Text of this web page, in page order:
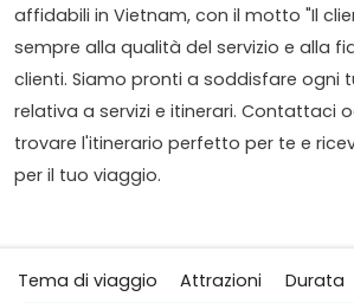
affidabili in Vietnam, con il motto "Il
sempre alla qualità del servizio e alla
clienti. Siamo pronti a soddisfare ogni
relativa a servizi e itinerari. Contattaci
trovare l'itinerario perfetto per te e
per il tuo viaggio.
Tema di viaggio Attrazioni Durata